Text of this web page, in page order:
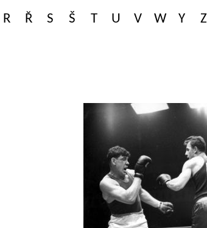
R Ř S Š T U V W Y Z